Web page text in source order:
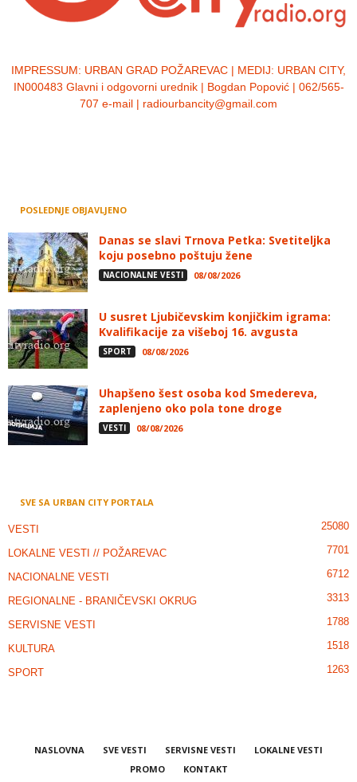
IMPRESSUM: URBAN GRAD POŽAREVAC | MEDIJ: URBAN CITY,
IN000483 Glavni i odgovorni urednik | Bogdan Popović | 062/565-
707 e-mail | radiourbancity@gmail.com
POSLEDNJE OBJAVLJENO
Danas se slavi Trnova Petka: Svetiteljka
koju posebno poštuju žene
NACIONALNE VESTI 08/08/2026
U susret Ljubičevskim konjičkim igrama:
Kvalifikacije za višeboj 16. avgusta
SPORT 08/08/2026
Uhapšeno šest osoba kod Smedereva,
zaplenjeno oko pola tone droge
VESTI 08/08/2026
SVE SA URBAN CITY PORTALA
VESTI 25080
LOKALNE VESTI // POŽAREVAC 7701
NACIONALNE VESTI 6712
REGIONALNE - BRANIČEVSKI OKRUG 3313
SERVISNE VESTI 1788
KULTURA 1518
SPORT 1263
NASLOVNA SVE VESTI SERVISNE VESTI
LOKALNE VESTI
PROMO
KONTAKT